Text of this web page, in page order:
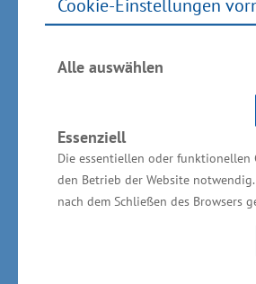
Alle auswählen
Essenziell
Die essentiellen oder funktionellen
den Betrieb der Website
nach dem Schließen des Browsers
etwa in die Modernisierung
Resilienz und Sicherheit.
von den Häfen erwartet, dass
Aufgaben für die
Versorgungssicherheit sowie
Bündnisverteidigung
auch als nationale
und entsprechend in ihre